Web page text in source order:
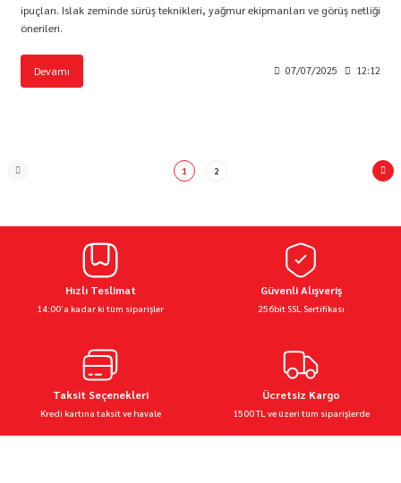
ipuçları. Islak zeminde sürüş teknikleri, yağmur ekipmanları ve görüş netliği
önerileri.
Devamı 07/07/2025 12:12
1 2
Hızlı Teslimat
14:00’a kadar ki tüm siparişler
Güvenli Alışveriş
256bit SSL Sertifikası
Taksit Seçenekleri
Kredi kartına taksit ve havale
Ücretsiz Kargo
1500 TL ve üzeri tüm siparişlerde